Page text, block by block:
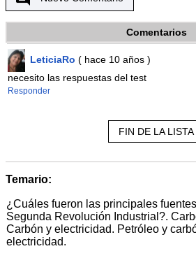
Comentarios
LeticiaRo ( hace 10 años )
necesito las respuestas del test
Responder
FIN DE LA LISTA
Temario:
¿Cuáles fueron las principales
Segunda Revolución Industrial?.
Carbón y electricidad. Petróleo y
electricidad.